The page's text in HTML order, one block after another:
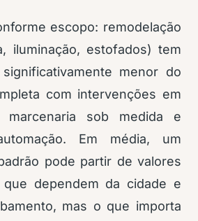
escopo: remodelação
iluminação, estofados) tem
menor do
com intervenções em
marcenaria sob medida e
Em média, um
pode partir de valores
que dependem da cidade e
mas o que importa